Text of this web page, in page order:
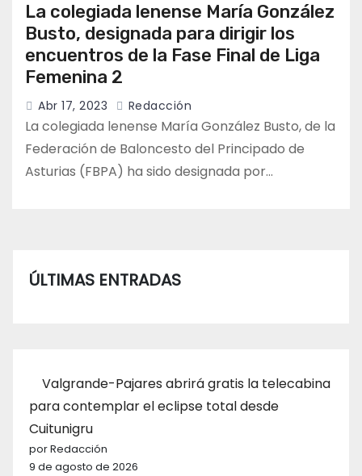
La colegiada lenense María González
Busto, designada para dirigir los
encuentros de la Fase Final de Liga
Femenina 2
Abr 17, 2023 Redacción
La colegiada lenense María González Busto, de la
Federación de Baloncesto del Principado de
Asturias (FBPA) ha sido designada por…
ÚLTIMAS ENTRADAS
Valgrande-Pajares abrirá gratis la telecabina
para contemplar el eclipse total desde
Cuitunigru
por Redacción
9 de agosto de 2026